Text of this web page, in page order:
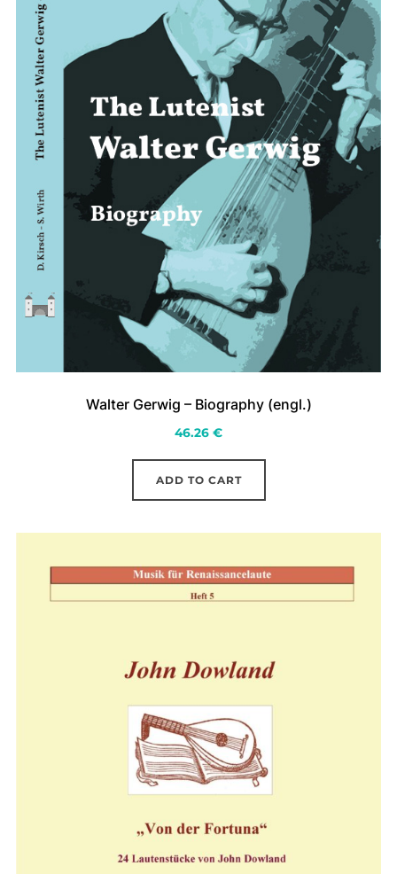
Walter Gerwig – Biography (engl.)
46.26 €
ADD TO CART